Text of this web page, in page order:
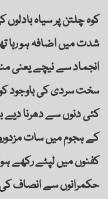
کوہ چلتن پر سیاہ
شدت میں اضافہ ہو رہا
انجماد سے نیچے یعنی
سخت سردی کی باوجود
کئی دنوں سے دھرنا دیے
کے ہجوم میں سات
کفنوں میں لپٹے رکھے
حکمرانوں سے انصاف کی